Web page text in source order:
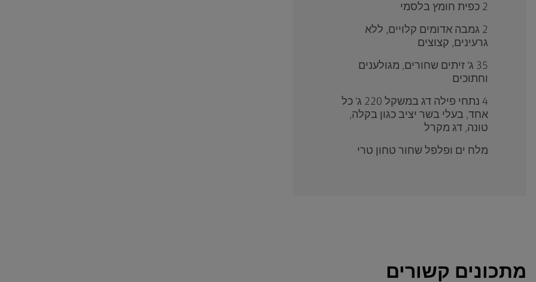
2 כפית חומץ בלסמי
2 גמבה אדומים קלויים, ללא
גרעינים, קצוצים
35 ג‘ זיתים שחורים, מגולענים
וחתוכים
4 נתחי פילה דג במשקל 220 ג‘ כל
אחד, בעלי בשר יציב כגון בקלה,
טונה, דג מקרל
מלח ים ופלפל שחור טחון טרי
מתכונים קשורים